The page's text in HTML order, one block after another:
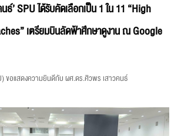
ธ์’ SPU ได้รับคัดเลือกเป็น 1 ใน 11 “High
เตรียมบินลัดฟ้าศึกษาดูงาน ณ Google
ขอแสดงความยินดีกับ ผศ.ดร.ศิวพร เสาวคนธ์